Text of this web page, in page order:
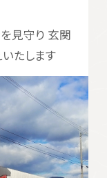
見守り 玄関
たします